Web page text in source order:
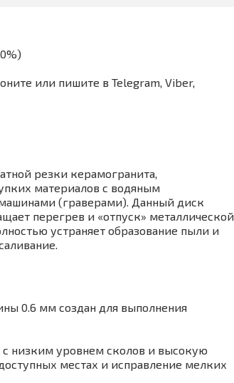
или пишите в Telegram, Viber,
резки керамогранита,
материалов с водяным
(граверами). Данный диск
перегрев и «отпуск» металлической
устраняет образование пыли и
0.6 мм создан для выполнения
низким уровнем сколов и высокую
местах и исправление мелких